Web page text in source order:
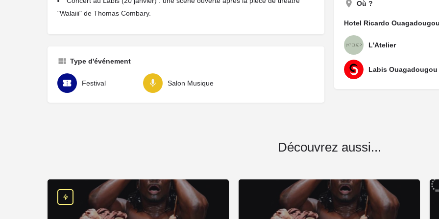
"Walaiii" de Thomas Combary.
Type d'événement
Festival Salon Musique
Où ?
Hotel Ricardo
L'Atelier
Labis Ouagadougou
Découvrez aussi...